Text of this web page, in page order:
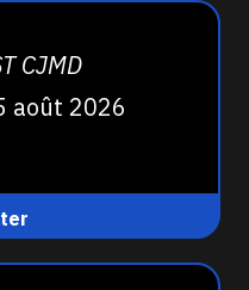
CJMD
août 2026